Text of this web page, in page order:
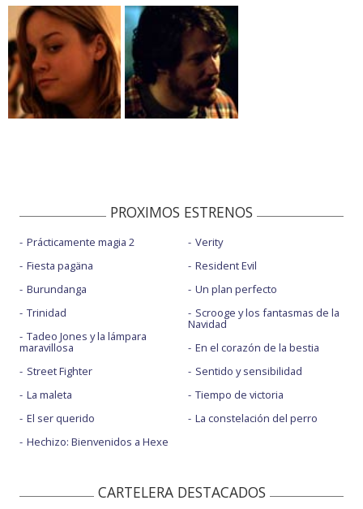
PROXIMOS ESTRENOS
Prácticamente magia 2
Fiesta pagäna
Burundanga
Trinidad
Tadeo Jones y la lámpara
maravillosa
Street Fighter
La maleta
El ser querido
Hechizo: Bienvenidos a Hexe
Verity
Resident Evil
Un plan perfecto
Scrooge y los fantasmas de la
Navidad
En el corazón de la bestia
Sentido y sensibilidad
Tiempo de victoria
La constelación del perro
CARTELERA DESTACADOS